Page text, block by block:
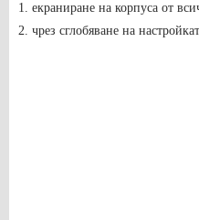
1. екраниране на корпуса от
2. чрез сглобяване на